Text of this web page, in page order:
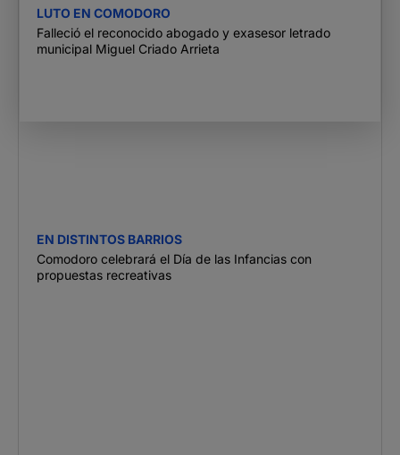
LUTO EN COMODORO
Falleció el reconocido abogado y exasesor letrado
municipal Miguel Criado Arrieta
EN DISTINTOS BARRIOS
Comodoro celebrará el Día de las Infancias con
propuestas recreativas